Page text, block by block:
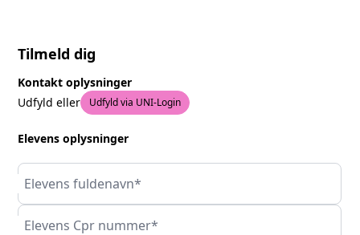
Tilmeld dig
Kontakt oplysninger
Udfyld eller
Udfyld via UNI-Login
Elevens oplysninger
Elevens fuldenavn*
Elevens Cpr nummer*